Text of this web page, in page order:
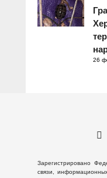
26
Зарегистрировано
связи,